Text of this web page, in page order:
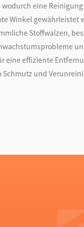
eine Reinigung
Winkel gewährleistet
Stoffwalzen,
eine effiziente
Schmutz und